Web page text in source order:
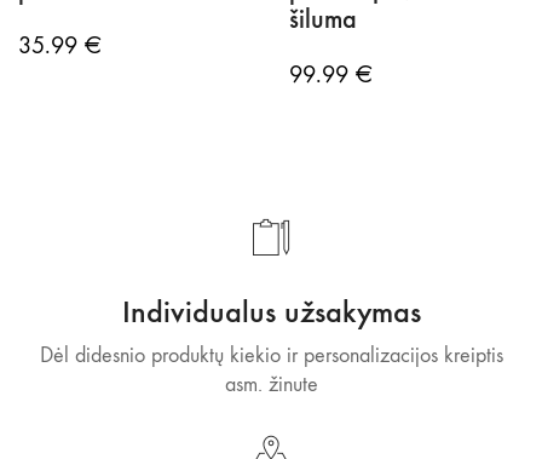
35.99 €
šiluma
99.99 €
Individualus užsakymas
Dėl didesnio produktų kiekio ir personalizacijos kreiptis
asm. žinute